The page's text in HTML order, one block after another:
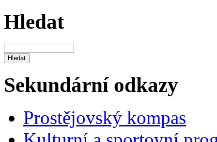
Hledat
Sekundární odkazy
Prostějovský kompas